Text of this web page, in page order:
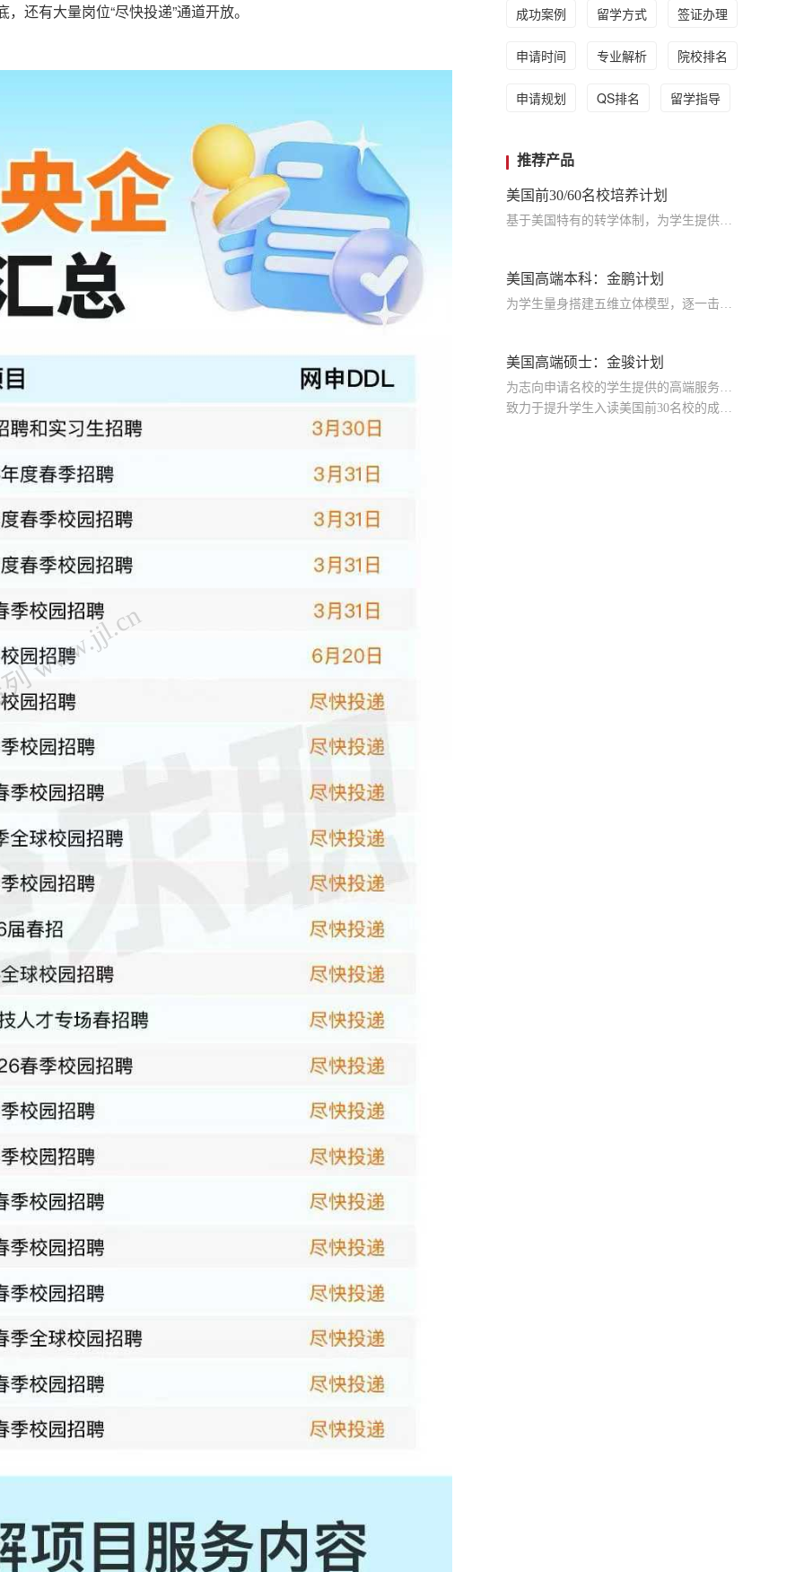
还有大量岗位“尽快投递”通道开放。
www.jjl.cn
成功案例 留学方式 签证办理
申请时间 专业解析 院校排名
申请规划 QS排名 留学指导
推荐产品
美国前30/60名校培养计划
基于美国特有的转学体制，为学生提供包括学术、领导力、职业等在内的长时段服务，让学生既获得名校录取，又有读完名校的实力
美国高端本科：金鹏计划
为学生量身搭建五维立体模型，逐一击破痛点，致力于提高美国TOP30本科录取成功率
美国高端硕士：金骏计划
为志向申请名校的学生提供的高端服务产品
致力于提升学生入读美国前30名校的成功率